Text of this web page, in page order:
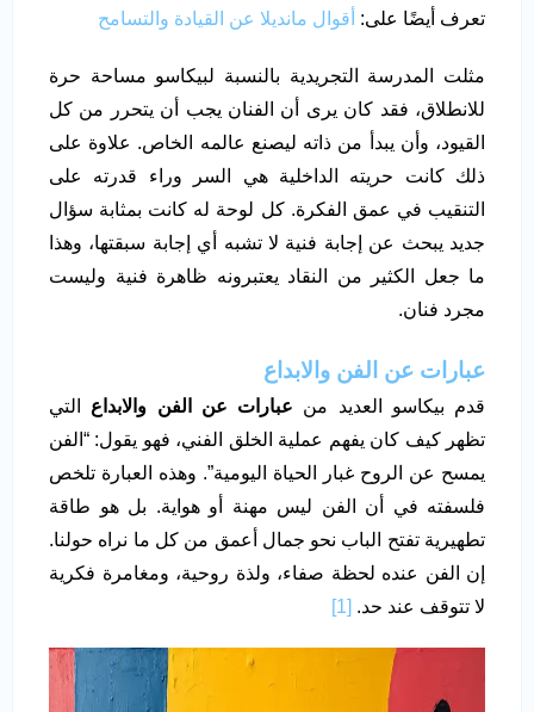
تعرف أيضًا على: أقوال مانديلا عن القيادة والتسامح
مثلت المدرسة التجريدية بالنسبة لبيكاسو مساحة حرة
للانطلاق، فقد كان يرى أن الفنان يجب أن يتحرر من كل
القيود، وأن يبدأ من ذاته ليصنع عالمه الخاص. علاوة على
ذلك كانت حريته الداخلية هي السر وراء قدرته على
التنقيب في عمق الفكرة. كل لوحة له كانت بمثابة سؤال
جديد يبحث عن إجابة فنية لا تشبه أي إجابة سبقتها، وهذا
ما جعل الكثير من النقاد يعتبرونه ظاهرة فنية وليست
مجرد فنان.
عبارات عن الفن والابداع
قدم بيكاسو العديد من عبارات عن الفن والابداع التي
تظهر كيف كان يفهم عملية الخلق الفني، فهو يقول: “الفن
يمسح عن الروح غبار الحياة اليومية”. وهذه العبارة تلخص
فلسفته في أن الفن ليس مهنة أو هواية. بل هو طاقة
تطهيرية تفتح الباب نحو جمال أعمق من كل ما نراه حولنا.
إن الفن عنده لحظة صفاء، ولذة روحية، ومغامرة فكرية
لا تتوقف عند حد. [1]